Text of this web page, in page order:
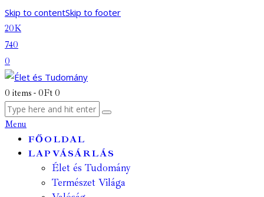
Skip to contentSkip to footer
20K
740
0
0 items - 0Ft 0
Menu
FŐOLDAL
LAPVÁSÁRLÁS
Élet és Tudomány
Természet Világa